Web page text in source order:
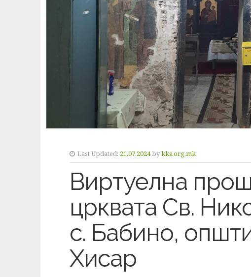
Last Updated: 21.07.2024bykks.org.mk
Виртуелна
црквата Св.
с. Бабино,
Хисар